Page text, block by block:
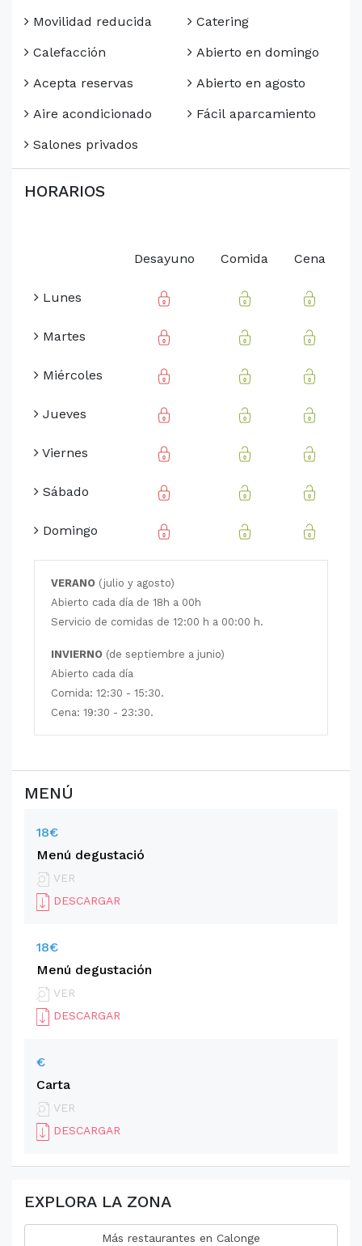
Movilidad reducida
Calefacción
Acepta reservas
Aire acondicionado
Salones privados
Catering
Abierto en domingo
Abierto en agosto
Fácil aparcamiento
HORARIOS
Desayuno Comida Cena
Lunes
Martes
Miércoles
Jueves
Viernes
Sábado
Domingo
VERANO (julio y agosto)
Abierto cada día de 18h a 00h
Servicio de comidas de 12:00 h a 00:00 h.
INVIERNO (de septiembre a junio)
Abierto cada día
Comida: 12:30 - 15:30.
Cena: 19:30 - 23:30.
MENÚ
18€
Menú degustació
VER
DESCARGAR
18€
Menú degustación
VER
DESCARGAR
€
Carta
VER
DESCARGAR
EXPLORA LA ZONA
Más restaurantes en Calonge